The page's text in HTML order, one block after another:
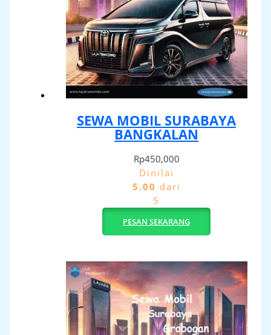
SEWA MOBIL SURABAYA
BANGKALAN
Rp450,000
Dinilai
5.00 dari
5
PESAN SEKARANG